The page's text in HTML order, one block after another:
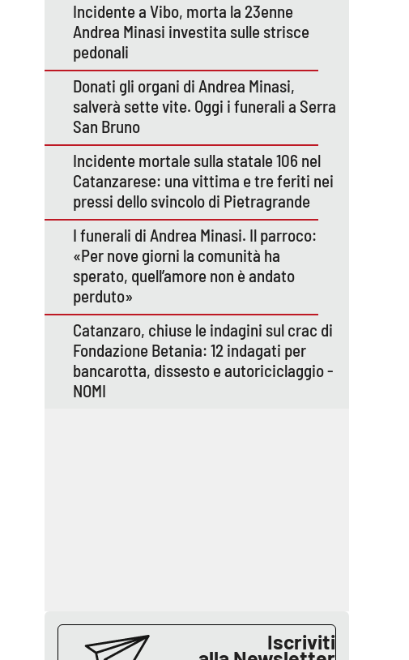
Incidente a Vibo, morta la 23enne
Andrea Minasi investita sulle strisce
pedonali
Donati gli organi di Andrea Minasi,
salverà sette vite. Oggi i funerali a Serra
San Bruno
Incidente mortale sulla statale 106 nel
Catanzarese: una vittima e tre feriti nei
pressi dello svincolo di Pietragrande
I funerali di Andrea Minasi. Il parroco:
«Per nove giorni la comunità ha
sperato, quell’amore non è andato
perduto»
Catanzaro, chiuse le indagini sul crac di
Fondazione Betania: 12 indagati per
bancarotta, dissesto e autoriciclaggio -
NOMI
Iscriviti